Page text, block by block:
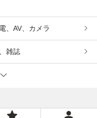
、AV、カメラ
雑誌